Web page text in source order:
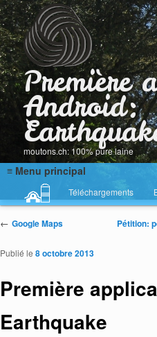
Première
Android:
moutons.ch: 100% pure laine
Navigation des articles
← Google Maps Pétition:
Première
Earthquake
Publié le 8 octobre 2013
Menu principal
Aller au contenu principal
Aller au contenu secondaire
Téléchargements